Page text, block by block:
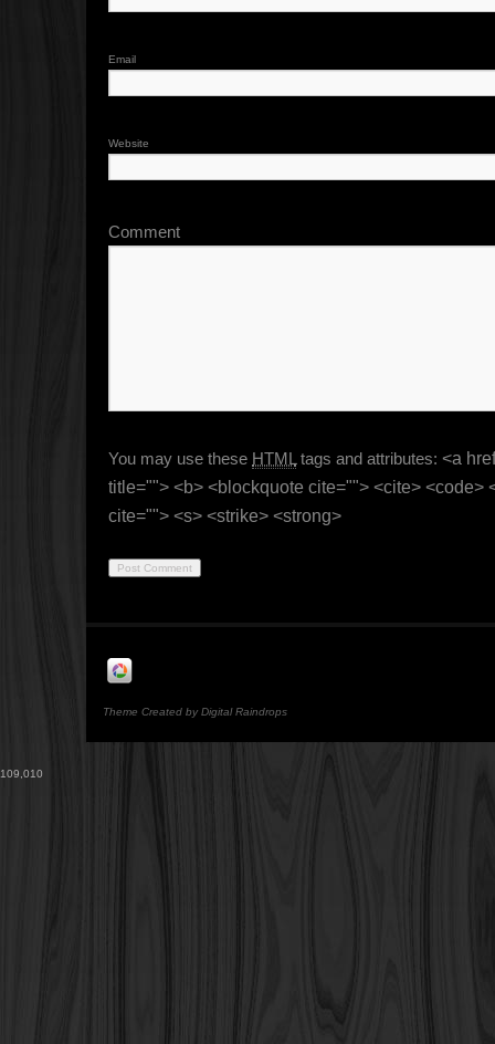
Email
Website
Comment
You may use these HTML tags and attributes: <a
title=""> <b> <blockquote cite=""> <cite> <code>
cite=""> <s> <strike> <strong>
Theme Created by Digital Raindrops
109,010